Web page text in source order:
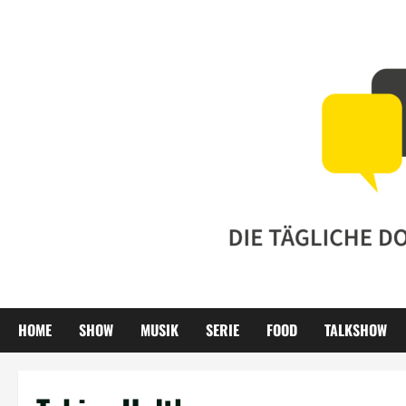
HOME SHOW MUSIK SERIE FOOD TALKSHOW